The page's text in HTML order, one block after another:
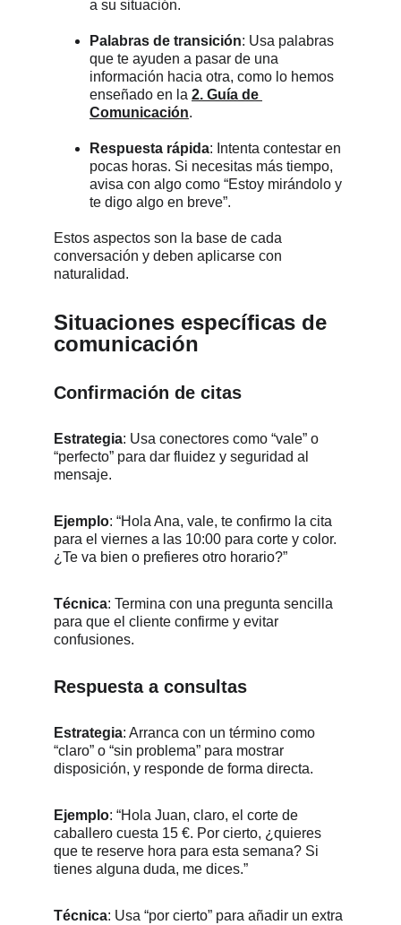
a su situación.
Palabras de transición: Usa palabras
que te ayuden a pasar de una
información hacia otra, como lo hemos
enseñado en la 2. Guía de
Comunicación.
Respuesta rápida: Intenta contestar en
pocas horas. Si necesitas más tiempo,
avisa con algo como “Estoy mirándolo y
te digo algo en breve”.
Estos aspectos son la base de cada
conversación y deben aplicarse con
naturalidad.
Situaciones específicas de
comunicación
Confirmación de citas
Estrategia: Usa conectores como “vale” o
“perfecto” para dar fluidez y seguridad al
mensaje.
Ejemplo: “Hola Ana, vale, te confirmo la cita
para el viernes a las 10:00 para corte y color.
¿Te va bien o prefieres otro horario?”
Técnica: Termina con una pregunta sencilla
para que el cliente confirme y evitar
confusiones.
Respuesta a consultas
Estrategia: Arranca con un término como
“claro” o “sin problema” para mostrar
disposición, y responde de forma directa.
Ejemplo: “Hola Juan, claro, el corte de
caballero cuesta 15 €. Por cierto, ¿quieres
que te reserve hora para esta semana? Si
tienes alguna duda, me dices.”
Técnica: Usa “por cierto” para añadir un extra